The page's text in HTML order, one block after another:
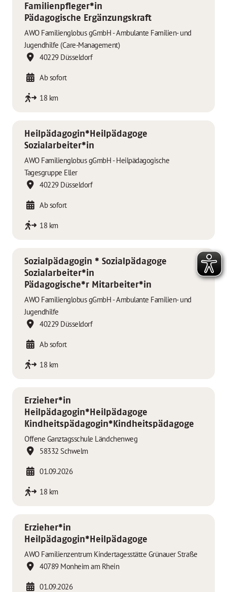
Familienpfleger*in
Pädagogische Ergänzungskraft
AWO Familienglobus gGmbH - Ambulante Familien- und
Jugendhilfe (Care-Management)
40229 Düsseldorf
Ab sofort
18 km
Heilpädagogin*Heilpädagoge
Sozialarbeiter*in
AWO Familienglobus gGmbH - Heilpädagogische
Tagesgruppe Eller
40229 Düsseldorf
Ab sofort
18 km
Sozialpädagogin * Sozialpädagoge
Sozialarbeiter*in
Pädagogische*r Mitarbeiter*in
AWO Familienglobus gGmbH - Ambulante Familien- und
Jugendhilfe
40229 Düsseldorf
Ab sofort
18 km
Erzieher*in
Heilpädagogin*Heilpädagoge
Kindheitspädagogin*Kindheitspädagoge
Offene Ganztagsschule Ländchenweg
58332 Schwelm
01.09.2026
18 km
Erzieher*in
Heilpädagogin*Heilpädagoge
AWO Familienzentrum Kindertagesstätte Grünauer Straße
40789 Monheim am Rhein
01.09.2026